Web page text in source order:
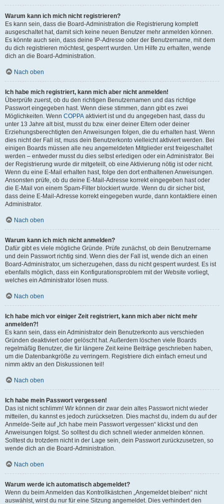
Warum kann ich mich nicht registrieren?
Es kann sein, dass die Board-Administration die Registrierung komplett
ausgeschaltet hat, damit sich keine neuen Benutzer mehr anmelden können.
Es könnte auch sein, dass deine IP-Adresse oder der Benutzername, mit dem
du dich registrieren möchtest, gesperrt wurden. Um Hilfe zu erhalten, wende
dich an die Board-Administration.
Nach oben
Ich habe mich registriert, kann mich aber nicht anmelden!
Überprüfe zuerst, ob du den richtigen Benutzernamen und das richtige
Passwort eingegeben hast. Wenn diese stimmen, dann gibt es zwei
Möglichkeiten. Wenn COPPA aktiviert ist und du angegeben hast, dass du
unter 13 Jahre alt bist, musst du bzw. einer deiner Eltern oder deiner
Erziehungsberechtigten den Anweisungen folgen, die du erhalten hast. Wenn
dies nicht der Fall ist, muss dein Benutzerkonto vielleicht aktiviert werden. Bei
einigen Boards müssen alle neu angemeldeten Mitglieder erst freigeschaltet
werden – entweder musst du dies selbst erledigen oder ein Administrator. Bei
der Registrierung wurde dir mitgeteilt, ob eine Aktivierung nötig ist oder nicht.
Wenn du eine E-Mail erhalten hast, folge den dort enthaltenen Anweisungen.
Ansonsten prüfe, ob du deine E-Mail-Adresse korrekt eingegeben hast oder
die E-Mail von einem Spam-Filter blockiert wurde. Wenn du dir sicher bist,
dass deine E-Mail-Adresse korrekt eingegeben wurde, dann kontaktiere einen
Administrator.
Nach oben
Warum kann ich mich nicht anmelden?
Dafür gibt es viele mögliche Gründe. Prüfe zunächst, ob dein Benutzername
und dein Passwort richtig sind. Wenn dies der Fall ist, wende dich an einen
Board-Administrator, um sicherzugehen, dass du nicht gesperrt wurdest. Es ist
ebenfalls möglich, dass ein Konfigurationsproblem mit der Website vorliegt,
welches ein Administrator lösen muss.
Nach oben
Ich habe mich vor einiger Zeit registriert, kann mich aber nicht mehr
anmelden?!
Es kann sein, dass ein Administrator dein Benutzerkonto aus verschieden
Gründen deaktiviert oder gelöscht hat. Außerdem löschen viele Boards
regelmäßig Benutzer, die für längere Zeit keine Beiträge geschrieben haben,
um die Datenbankgröße zu verringern. Registriere dich einfach erneut und
nimm aktiv an den Diskussionen teil!
Nach oben
Ich habe mein Passwort vergessen!
Das ist nicht schlimm! Wir können dir zwar dein altes Passwort nicht wieder
mitteilen, du kannst es jedoch zurücksetzen. Dies machst du, indem du auf der
Anmelde-Seite auf „Ich habe mein Passwort vergessen“ klickst und den
Anweisungen folgst. So solltest du dich schnell wieder anmelden können.
Solltest du trotzdem nicht in der Lage sein, dein Passwort zurückzusetzen, so
wende dich an die Board-Administration.
Nach oben
Warum werde ich automatisch abgemeldet?
Wenn du beim Anmelden das Kontrollkästchen „Angemeldet bleiben“ nicht
auswählst, wirst du nur für eine Sitzung angemeldet. Dies verhindert den